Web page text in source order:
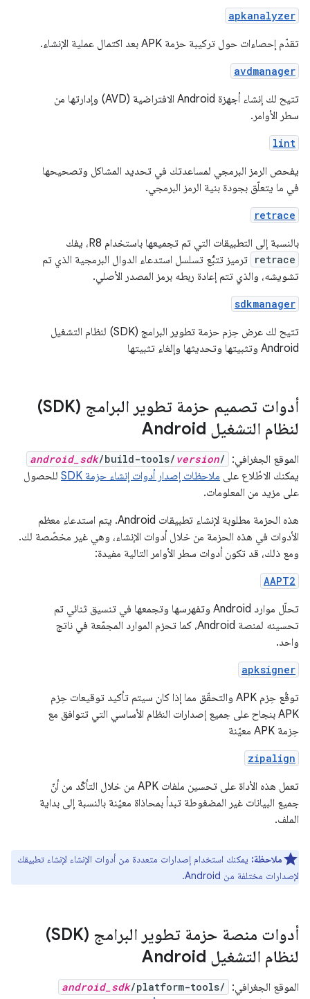
apkanalyzer
تقدّم إحصاءات حول تركيبة حزمة APK بعد اكتمال عملية الإنشاء.
avdmanager
تتيح لك إنشاء أجهزة Android الافتراضية (AVD) وإدارتها من
سطر الأوامر.
lint
يفحص الرمز البرمجي لمساعدتك في تحديد المشاكل وتصحيحها
في ما يتعلّق بجودة بنية الرمز البرمجي.
retrace
بالنسبة إلى التطبيقات التي تم تجميعها باستخدام R8، يفك
retrace ترميز تتبُّع تسلسل استدعاء الدوال البرمجية الذي تم
تشويشه، والذي تتم إعادة ربطه برمز المصدر الأصلي.
sdkmanager
تتيح لك عرض حِزم حزمة تطوير البرامج (SDK) لنظام التشغيل
Android وتثبيتها وتحديثها وإلغاء تثبيتها
أدوات تصميم حزمة تطوير البرامج (SDK)
لنظام التشغيل Android
الموقع الجغرافي: android_sdk/build-tools/ version/
يمكنك الاطّلاع على ملاحظات إصدار أدوات إنشاء حزمة SDK
للحصول
على مزيد من المعلومات.
هذه الحزمة مطلوبة لإنشاء تطبيقات Android. يتم استدعاء معظم
الأدوات في هذه الحزمة من خلال أدوات الإنشاء، وهي غير مخصّصة لك.
ومع ذلك، قد تكون أدوات سطر الأوامر التالية مفيدة:
AAPT2
تحلّل موارد Android وتفهرسها وتجمعها في تنسيق ثنائي تم
تحسينه لمنصة Android، كما تحزم الموارد المجمّعة في ناتج
واحد.
apksigner
توقّع حِزم APK والتحقّق مما إذا كان سيتم تأكيد توقيعات حِزم
APK بنجاح على جميع إصدارات النظام الأساسي التي تتوافق مع
حِزمة APK معيّنة
zipalign
تعمل هذه الأداة على تحسين ملفات APK من خلال التأكّد من أنّ
جميع البيانات غير المضغوطة تبدأ بمحاذاة معيّنة بالنسبة إلى بداية
الملف.
ملاحظة: يمكنك استخدام إصدارات متعددة من أدوات الإنشاء لإنشاء تطبيقك
لإصدارات مختلفة من Android.
أدوات منصة حزمة تطوير البرامج (SDK)
لنظام التشغيل Android
الموقع الجغرافي: android_sdk/platform-tools/